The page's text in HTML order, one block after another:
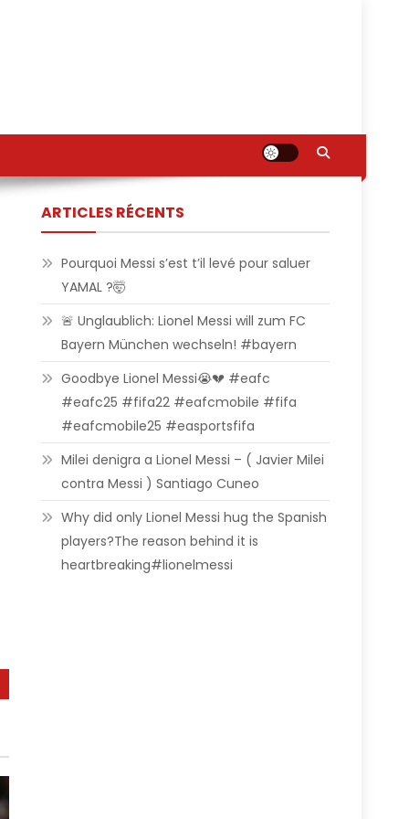
ARTICLES RÉCENTS
Pourquoi Messi s’est t’il levé pour saluer
YAMAL ?🤯
🚨 Unglaublich: Lionel Messi will zum FC
Bayern München wechseln! #bayern
Goodbye Lionel Messi😭💔 #eafc
#eafc25 #fifa22 #eafcmobile #fifa
#eafcmobile25 #easportsfifa
Milei denigra a Lionel Messi – ( Javier Milei
contra Messi ) Santiago Cuneo
Why did only Lionel Messi hug the Spanish
players?The reason behind it is
heartbreaking#lionelmessi